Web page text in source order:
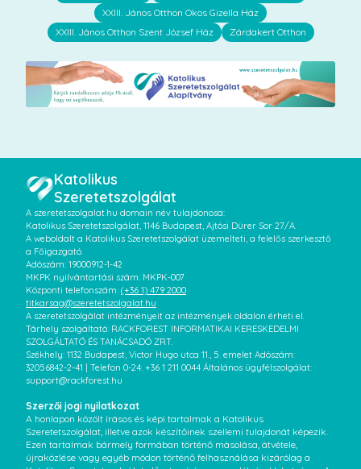
XXIII. János Otthon Okos Gizella Ház
XXIII. János Otthon Szent József Ház
Zárdakert Otthon
Katolikus
Szeretetszolgálat
A szeretetszolgalat.hu domain név tulajdonosa:
Katolikus Szeretetszolgálat, 1146 Budapest, Ajtósi Dürer Sor 27/A.
A weboldalt a Katolikus Szeretetszolgálat üzemelteti, a felelős szerkesztő
a Főigazgató.
Adószám: 19000912-1-42
MKPK nyilvántartási szám: MKPK-007
Központi telefonszám: (+36 1) 479 2000
titkarsag@szeretetszolgalat.hu
A szeretetszolgálat intézményeit az intézmények oldalon érheti el.
Tárhely szolgáltató: RACKFOREST INFORMATIKAI KERESKEDELMI
SZOLGÁLTATÓ ÉS TANÁCSADÓ ZRT.
Székhely: 1132 Budapest, Victor Hugo utca 11., 5. emelet Adószám:
32056842-2-41 | Telefon 0-24: +36 1 211 0044 Általános ügyfélszolgálat:
support@rackforest.hu
Szerzői jogi nyilatkozat
A honlapon közölt írásos és képi tartalmak a Katolikus
Szeretetszolgálat, illetve azok készítőinek szellemi tulajdonát képezik.
Ezen tartalmak bármely formában történő másolása, átvétele,
újraközlése vagy egyéb módon történő felhasználása kizárólag a